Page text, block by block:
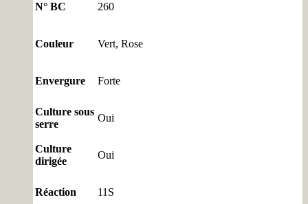
N° BC 260
Couleur Vert, Rose
Envergure Forte
Culture sous
serre
Oui
Culture
dirigée
Oui
Réaction 11S